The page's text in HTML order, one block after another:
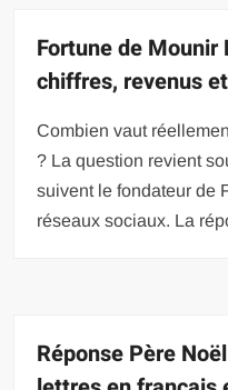
Fortune de
chiffres, revenus
Combien vaut
? La question revient
suivent le fondateur de
réseaux sociaux. La
Réponse Père